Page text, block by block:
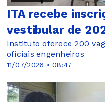
11/07/2026 • 08:47
ITA recebe
vestibular de
Instituto oferece 200
oficiais engenheiros